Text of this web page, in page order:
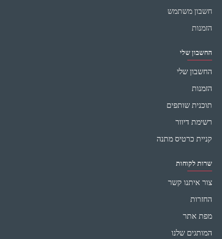
חשבון משתמש
הזמנות
החשבון שלי
החשבון שלי
הזמנות
תוכנית שותפים
רשימת דיוור
קניית כרטיס מתנה
שרות לקוחות
צור איתנו קשר
החזרות
מפת אתר
המותגים שלנו